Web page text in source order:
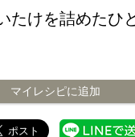
たけを詰めたひ
マイレシピに追加